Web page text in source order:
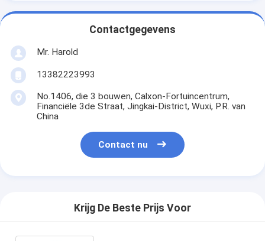
Contactgegevens
Mr. Harold
13382223993
No.1406, die 3 bouwen, Calxon-Fortuincentrum,
Financiële 3de Straat, Jingkai-District, Wuxi, P.R. van
China
Contact nu
Krijg De Beste Prijs Voor